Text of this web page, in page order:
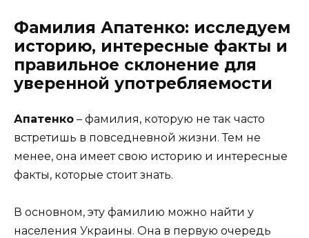
Фамилия Апатенко: исследуем
историю, интересные факты и
правильное склонение для
уверенной употребляемости
Апатенко – фамилия, которую не так часто
встретишь в повседневной жизни. Тем не
менее, она имеет свою историю и интересные
факты, которые стоит знать.
В основном, эту фамилию можно найти у
населения Украины. Она в первую очередь